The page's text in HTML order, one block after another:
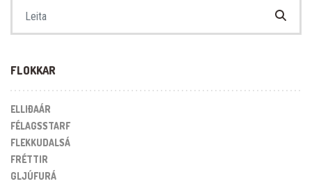
FLOKKAR
ELLIÐAÁR
FÉLAGSSTARF
FLEKKUDALSÁ
FRÉTTIR
GLJÚFURÁ